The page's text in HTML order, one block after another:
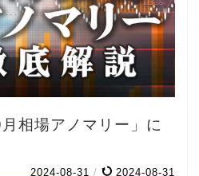
相場アノマリー」に
2024-08-31 / 2024-08-31